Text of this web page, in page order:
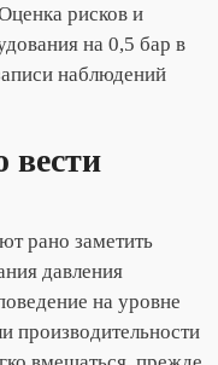
рисков и
на 0,5 бар в
наблюдений
вести
рано заметить
давления
на уровне
производительности